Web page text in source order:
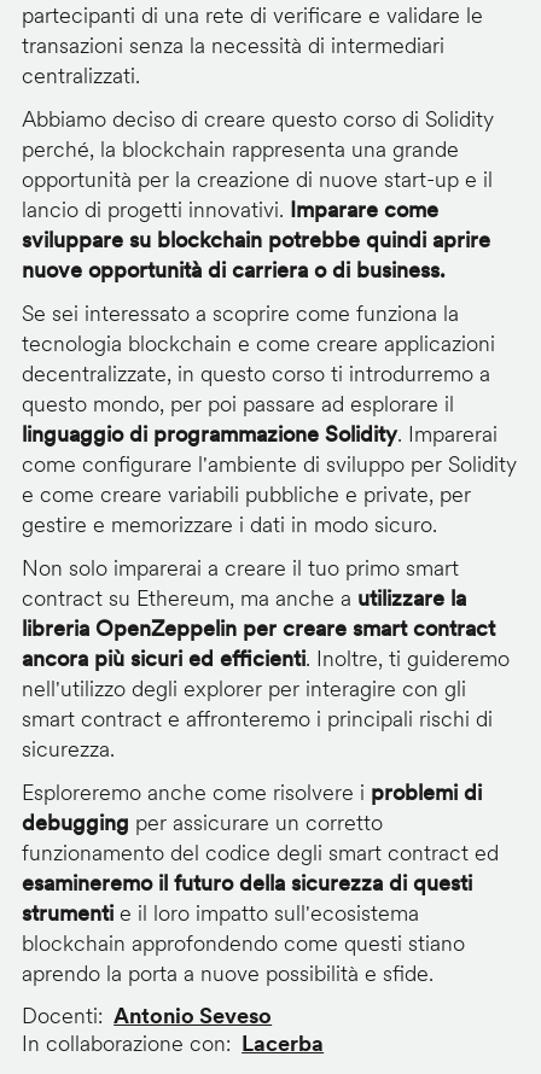
partecipanti di una rete di verificare e validare le
transazioni senza la necessità di intermediari
centralizzati.
Abbiamo deciso di creare questo corso di Solidity
perché, la blockchain rappresenta una grande
opportunità per la creazione di nuove start-up e il
lancio di progetti innovativi. Imparare come
sviluppare su blockchain potrebbe quindi aprire
nuove opportunità di carriera o di business.
Se sei interessato a scoprire come funziona la
tecnologia blockchain e come creare applicazioni
decentralizzate, in questo corso ti introdurremo a
questo mondo, per poi passare ad esplorare il
linguaggio di programmazione Solidity. Imparerai
come configurare l'ambiente di sviluppo per Solidity
e come creare variabili pubbliche e private, per
gestire e memorizzare i dati in modo sicuro.
Non solo imparerai a creare il tuo primo smart
contract su Ethereum, ma anche a utilizzare la
libreria OpenZeppelin per creare smart contract
ancora più sicuri ed efficienti. Inoltre, ti guideremo
nell'utilizzo degli explorer per interagire con gli
smart contract e affronteremo i principali rischi di
sicurezza.
Esploreremo anche come risolvere i problemi di
debugging per assicurare un corretto
funzionamento del codice degli smart contract ed
esamineremo il futuro della sicurezza di questi
strumentie il loro impatto sull'ecosistema
blockchain approfondendo come questi stiano
aprendo la porta a nuove possibilità e sfide.
Docenti
Antonio Seveso
In collaborazione con
Lacerba